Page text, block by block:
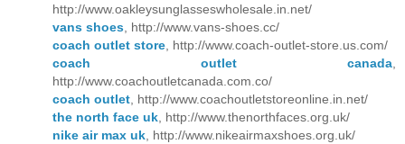
http://www.oakleysunglasseswholesale.in.net/
vans shoes, http://www.vans-shoes.cc/
coach outlet store, http://www.coach-outlet-store.us.com/
coach outlet canada,
http://www.coachoutletcanada.com.co/
coach outlet, http://www.coachoutletstoreonline.in.net/
the north face uk, http://www.thenorthfaces.org.uk/
nike air max uk, http://www.nikeairmaxshoes.org.uk/